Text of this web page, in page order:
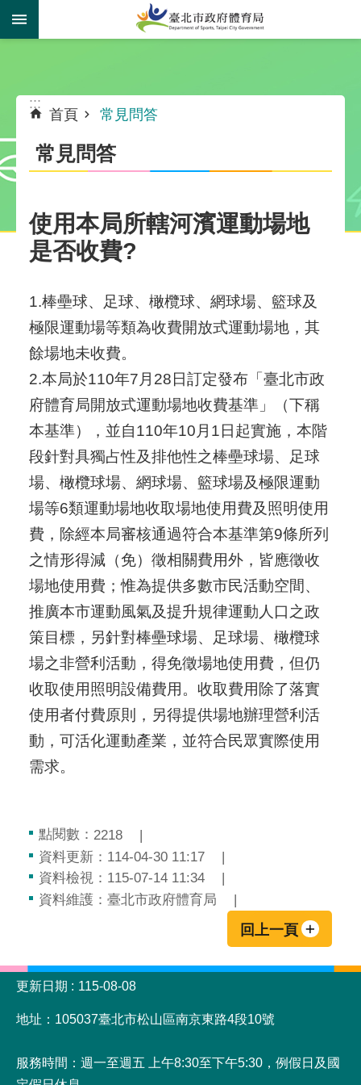
跳到主要內容區塊
:::
首頁 常見問答
常見問答
使用本局所轄河濱運動場地
是否收費?
1.棒壘球、足球、橄欖球、網球場、籃球及
極限運動場等類為收費開放式運動場地，其
餘場地未收費。
2.本局於110年7月28日訂定發布「臺北市政
府體育局開放式運動場地收費基準」（下稱
本基準），並自110年10月1日起實施，本階
段針對具獨占性及排他性之棒壘球場、足球
場、橄欖球場、網球場、籃球場及極限運動
場等6類運動場地收取場地使用費及照明使用
費，除經本局審核通過符合本基準第9條所列
之情形得減（免）徵相關費用外，皆應徵收
場地使用費；惟為提供多數市民活動空間、
推廣本市運動風氣及提升規律運動人口之政
策目標，另針對棒壘球場、足球場、橄欖球
場之非營利活動，得免徵場地使用費，但仍
收取使用照明設備費用。收取費用除了落實
使用者付費原則，另得提供場地辦理營利活
動，可活化運動產業，並符合民眾實際使用
需求。
點閱數： 2218
資料更新：114-04-30 11:17
資料檢視：115-07-14 11:34
資料維護：臺北市政府體育局
回上一頁
:::
更新日期
115-08-08
地址：105037臺北市松山區南京東路4段10號
服務時間：週一至週五 上午8:30至下午5:30，例假日及國